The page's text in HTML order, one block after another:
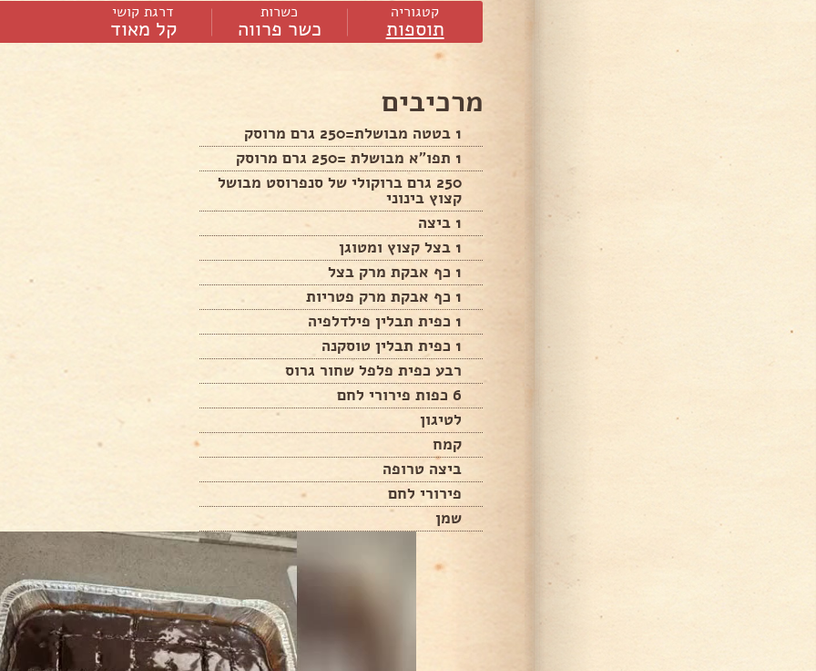
קטגוריה
תוספות
כשרות
כשר פרווה
דרגת קושי
קל מאוד
מרכיבים
1 בטטה מבושלת=250 גרם מרוסק
1 תפו"א מבושלת =250 גרם מרוסק
250 גרם ברוקולי של סנפרוסט מבושל
קצוץ בינוני
1 ביצה
1 בצל קצוץ ומטוגן
1 כף אבקת מרק בצל
1 כף אבקת מרק פטריות
1 כפית תבלין פילדלפיה
1 כפית תבלין טוסקנה
רבע כפית פלפל שחור גרוס
6 כפות פירורי לחם
לטיגון
קמח
ביצה טרופה
פירורי לחם
שמן